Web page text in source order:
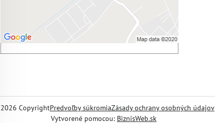
Otvoriť obsah v novom okne
2026 CopyrightPredvoľby súkromiaZásady ochrany osobných údajov
Vytvorené pomocou: BiznisWeb.sk